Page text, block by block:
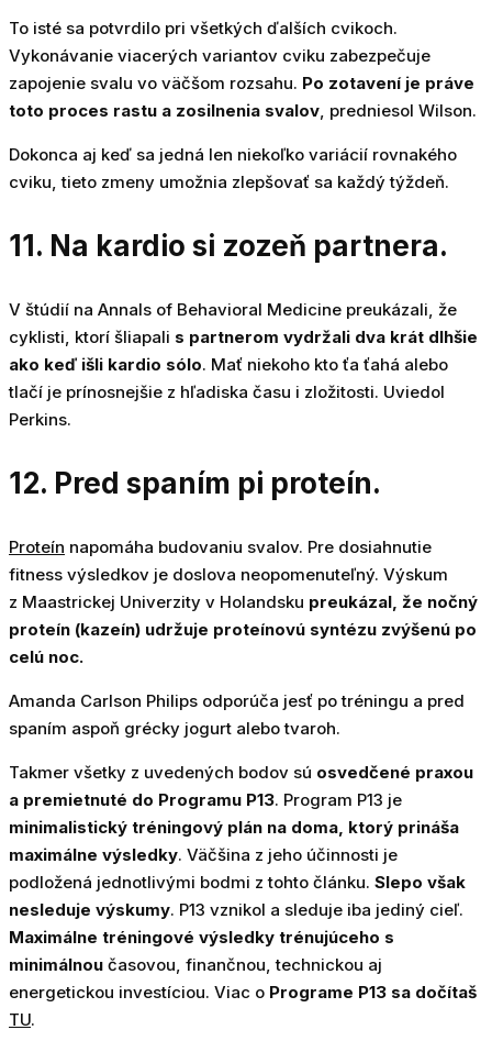
To isté sa potvrdilo pri všetkých ďalších cvikoch.
Vykonávanie viacerých variantov cviku zabezpečuje
zapojenie svalu vo väčšom rozsahu. Po zotavení je práve
toto proces rastu a zosilnenia svalov, predniesol Wilson.
Dokonca aj keď sa jedná len niekoľko variácií rovnakého
cviku, tieto zmeny umožnia zlepšovať sa každý týždeň.
11. Na kardio si zozeň partnera.
V štúdií na Annals of Behavioral Medicine preukázali, že
cyklisti, ktorí šliapali s partnerom vydržali dva krát dlhšie
ako keď išli kardio sólo. Mať niekoho kto ťa ťahá alebo
tlačí je prínosnejšie z hľadiska času i zložitosti. Uviedol
Perkins.
12. Pred spaním pi proteín.
Proteín napomáha budovaniu svalov. Pre dosiahnutie
fitness výsledkov je doslova neopomenuteľný. Výskum
z Maastrickej Univerzity v Holandsku preukázal, že nočný
proteín (kazeín) udržuje proteínovú syntézu zvýšenú po
celú noc.
Amanda Carlson Philips odporúča jesť po tréningu a pred
spaním aspoň grécky jogurt alebo tvaroh.
Takmer všetky z uvedených bodov sú osvedčené praxou
a premietnuté do Programu P13. Program P13 je
minimalistický tréningový plán na doma, ktorý prináša
maximálne výsledky. Väčšina z jeho účinnosti je
podložená jednotlivými bodmi z tohto článku. Slepo však
nesleduje výskumy. P13 vznikol a sleduje iba jediný cieľ.
Maximálne tréningové výsledky trénujúceho s
minimálnou časovou, finančnou, technickou aj
energetickou investíciou. Viac o Programe P13 sa dočítaš
TU.